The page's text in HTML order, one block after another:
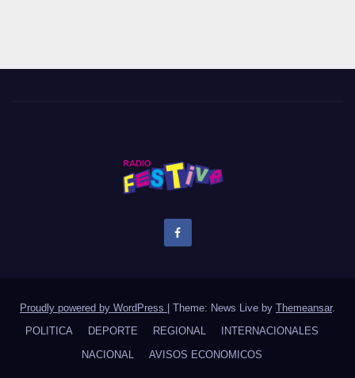
Proudly powered by WordPress Theme: News Live by Themeansar.
POLITICA
DEPORTE REGIONAL
INTERNACIONALES
NACIONAL
AVISOS ECONOMICOS